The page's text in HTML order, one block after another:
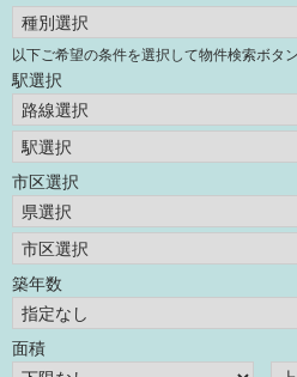
以下ご希望の条件を選択して物件検索ボタ
駅選択
市区選択
築年数
面積